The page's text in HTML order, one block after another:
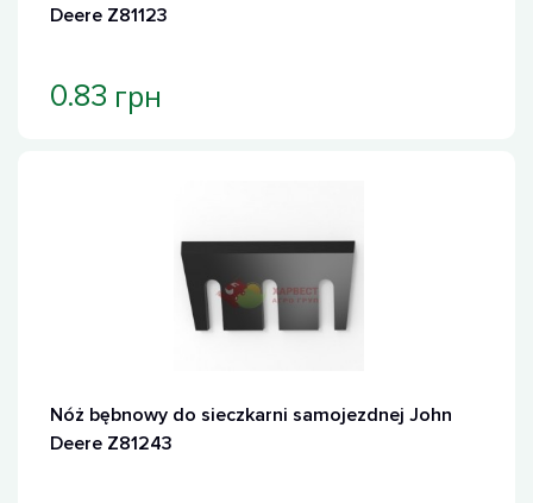
Deere Z81123
0.83 грн
Nóż bębnowy do sieczkarni samojezdnej John
Deere Z81243